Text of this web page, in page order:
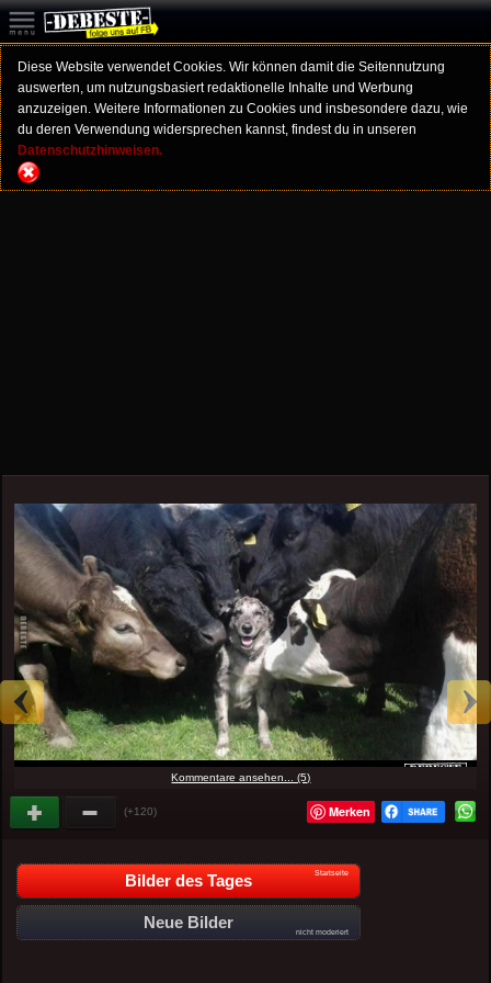
Diese Website verwendet Cookies. Wir können damit die Seitennutzung
auswerten, um nutzungsbasiert redaktionelle Inhalte und Werbung
anzuzeigen. Weitere Informationen zu Cookies und insbesondere dazu, wie
du deren Verwendung widersprechen kannst, findest du in unseren
Datenschutzhinweisen.
Kommentare ansehen... (5)
(+120) Merken
Bilder des Tages Startseite
Neue Bilder
nicht moderiert